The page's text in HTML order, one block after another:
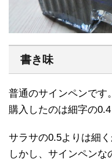
書き味
普通のサインペンです。
購入したのは細字の0.4
サラサの0.5よりは細く
しかし、サインペン